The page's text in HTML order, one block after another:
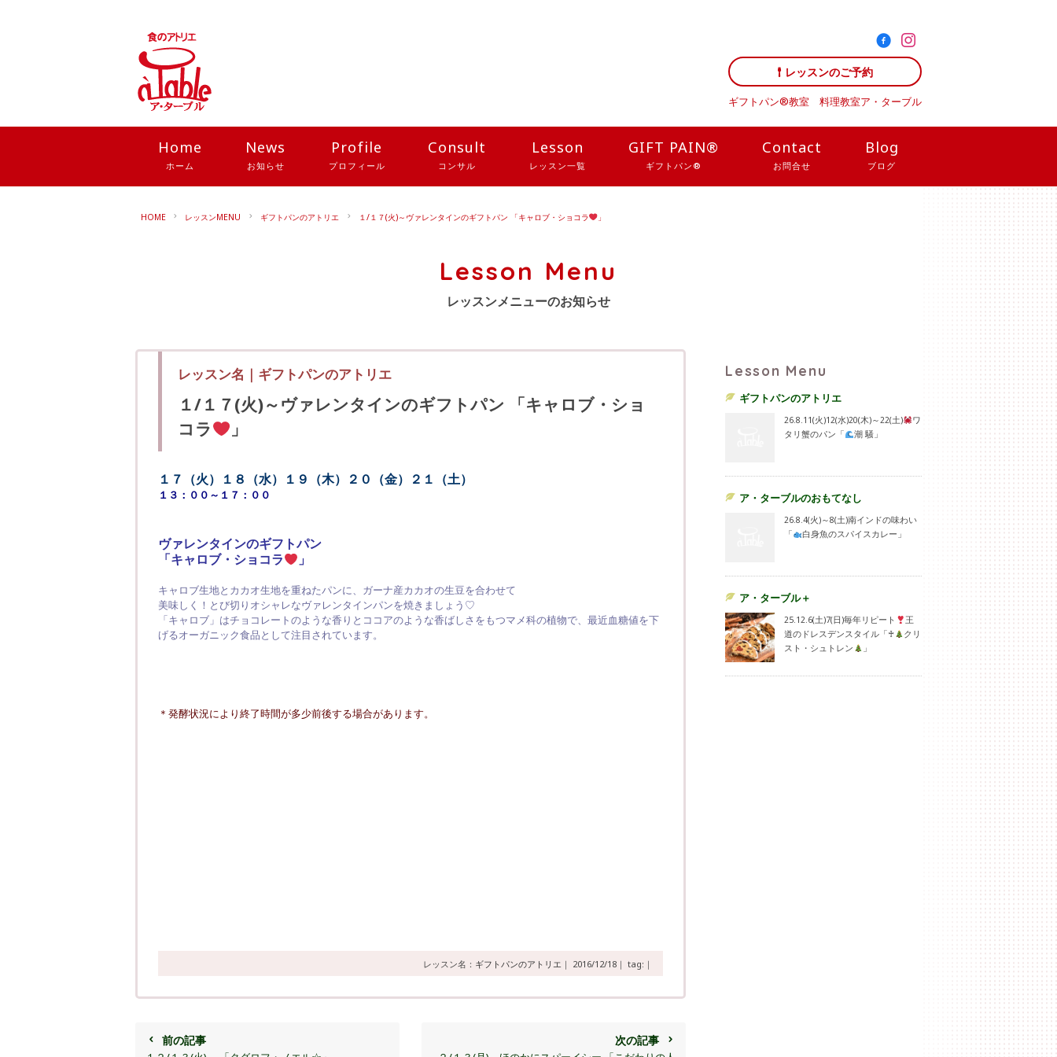
レッスンのご予約
ギフトパン®教室 料理教室ア・ターブル
Home
ホーム
News
お知らせ
Profile
プロフィール
Consult
コンサル
Lesson
レッスン一覧
GIFT PAIN®
ギフトパン®
Contact
お問合せ
Blog
ブログ
HOME レッスンMENU ギフトパンのアトリエ １/１７(火)～ヴァレンタインのギフトパン 「キャロブ・ショコラ 」
Lesson Menu
レッスンメニューのお知らせ
レッスン名｜ ギフトパンのアトリエ
１/１７(火)～ヴァレンタインのギフトパン 「キャロブ・ショ
コラ
」
１７（火）１８（水）１９（木）２０（金）２１（土）
１３：００～１７：００
ヴァレンタインのギフトパン
「キャロブ・ショコラ
」
キャロブ生地とカカオ生地を重ねたパンに、ガーナ産カカオの生豆を合わせて
美味しく！とび切りオシャレなヴァレンタインパンを焼きましょう♡
「キャロブ」はチョコレートのような香りとココアのような香ばしさをもつマメ科の植物で、最近血糖値を下
げるオーガニック食品として注目されています。
＊発酵状況により終了時間が多少前後する場合があります。
レッスン名： ギフトパンのアトリエ ｜ 2016/12/18｜ tag:｜
前の記事 次の記事
Lesson Menu
ギフトパンのアトリエ
26.8.11(火)12(水)20(木)～22(土)
ワ
タリ蟹のパン「
潮 騒」
ア・ターブルのおもてなし
26.8.4(火)～8(土)南インドの味わい
「
白身魚のスパイスカレー」
ア・ターブル＋
25.12.6(土)7(日)毎年リピート
王
道のドレスデンスタイル「♰
クリ
スト・シュトレン
」